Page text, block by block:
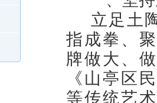
立足土
指成拳、
牌做大、
《山亭区
等传统艺